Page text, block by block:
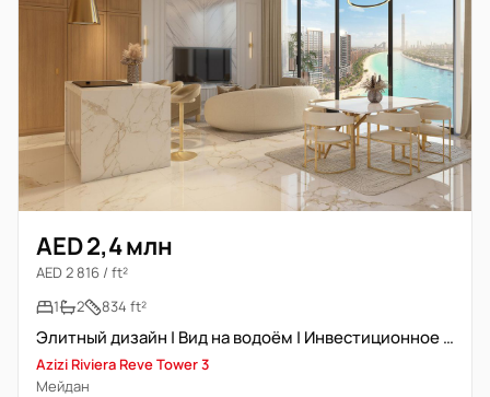
AED 2,4 млн
AED 2 816 / ft²
1
2 834 ft²
Элитный дизайн | Вид на водоём | Инвестиционное предложение
Azizi Riviera Reve Tower 3
Мейдан